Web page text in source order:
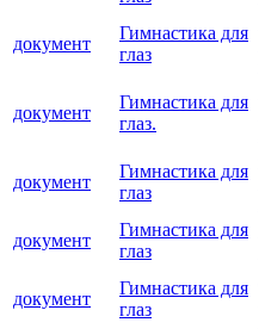
документ
Гимнастика для
глаз
документ
Гимнастика для
глаз.
документ
Гимнастика для
глаз
документ
Гимнастика для
глаз
документ
Гимнастика для
глаз